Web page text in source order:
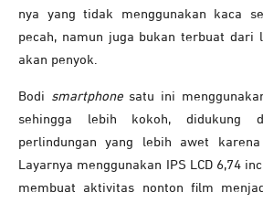
nya yang tidak menggunakan kaca
pecah, namun juga bukan terbuat dari
akan penyok.
Bodi smartphonesatu ini
sehingga lebih kokoh, didukung
perlindungan yang lebih awet
Layarnya menggunakan IPS LCD 6,74
membuat aktivitas nonton film